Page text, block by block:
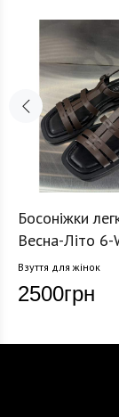
Босоніжки
Весна-Літо
Взуття для жінок
2500грн